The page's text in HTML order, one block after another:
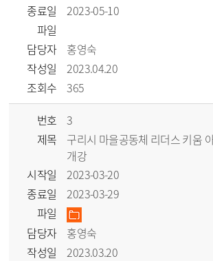
종료일
2023-05-10
파일
담당자
홍영숙
작성일
2023.04.20
조회수
365
번호
3
제목
구리시 마을공동체 리더스 키움
개강
시작일
2023-03-20
종료일
2023-03-29
파일
담당자
홍영숙
작성일
2023.03.20